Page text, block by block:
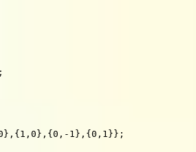
1},{0,1}};